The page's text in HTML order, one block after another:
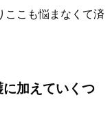
ここも悩まなくて済
加えていくつ